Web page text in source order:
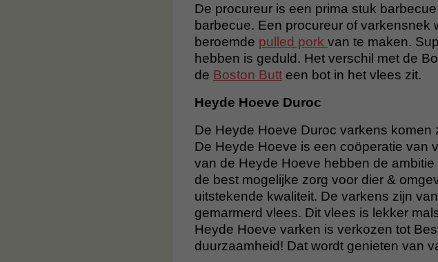
De procureur is een prima stuk
barbecue. Een procureur of varkensnek
beroemde pulled pork van te maken.
hebben is geduld. Het verschil met de
de Boston Butt een bot in het vlees zit.
Heyde Hoeve Duroc
De Heyde Hoeve Duroc varkens komen
De Heyde Hoeve is een coöperatie van
van de Heyde Hoeve hebben de
de best mogelijke zorg voor dier &
uitstekende kwaliteit. De varkens zijn
gemarmerd vlees. Dit vlees is lekker
Heyde Hoeve varken is verkozen tot
duurzaamheid! Dat wordt genieten van